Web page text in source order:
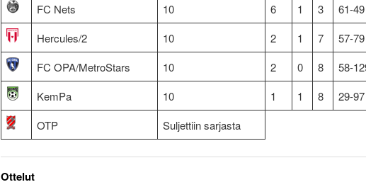
FC Nets
10 6 1 3
61-49
Hercules/2
10 2 1 7
57-79
FC OPA/MetroStars
10 2 0 8
58-
KemPa
10 1 1 8
29-97
OTP
Suljettiin sarjasta
Ottelut